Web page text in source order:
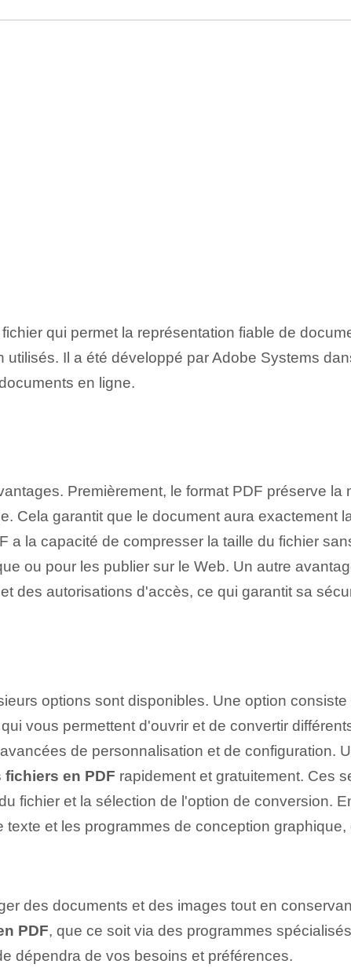
qui permet la représentation fiable de
Il a été développé par Adobe Systems
en ligne.
Premièrement, le format PDF préserve la
Cela garantit que le document aura exactement
a la capacité de compresser la taille du fichier
ou pour les publier sur le Web. Un autre
des ⁤autorisations⁢ d'accès, ce qui garantit sa
options sont disponibles. Une option
vous permettent d'ouvrir et de convertir
de personnalisation et de configuration.
en PDF rapidement et gratuitement. Ces
fichier ‌et la sélection de l'option de conversion.
et les programmes de conception
des documents et des images tout en
PDF, que ce soit via des programmes
dépendra de vos besoins et préférences.